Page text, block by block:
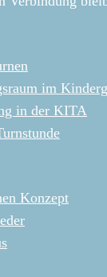
im
in der KITA
Konzept